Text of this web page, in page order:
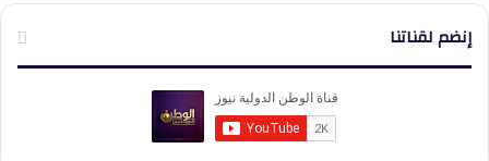
إنضم لقناتنا